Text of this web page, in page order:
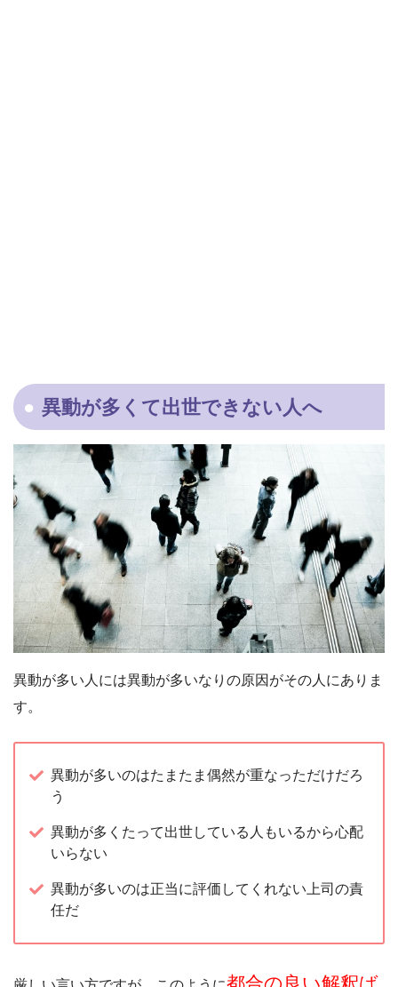
異動が多くて出世できない人へ
異動が多い人には異動が多いなりの原因がその人にありま
す。
異動が多いのはたまたま偶然が重なっただけだろ
う
異動が多くたって出世している人もいるから心配
いらない
異動が多いのは正当に評価してくれない上司の責
任だ